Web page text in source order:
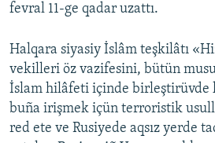
fevral 11-ge qadar uzattı.
Halqara siyasiy İslâm teşkilâtı
vekilleri öz vazifesini, bütün
İslam hilâfeti içinde birleştirüvde
buña irişmek içün terroristik
red ete ve Rusiyede aqsız yerde